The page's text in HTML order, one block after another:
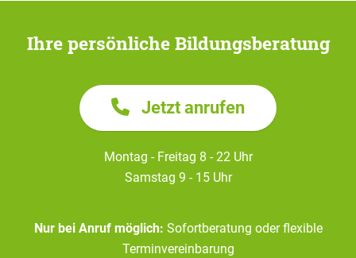
Ihre persönliche Bildungsberatung
Jetzt anrufen
Montag - Freitag 8 - 22 Uhr
Samstag 9 - 15 Uhr
Nur bei Anruf möglich: Sofortberatung oder flexible
Terminvereinbarung